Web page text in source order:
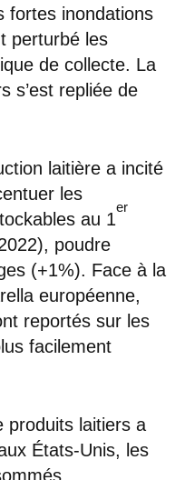
fortes inondations
perturbé les
de collecte. La
s’est repliée de
laitière a incité
les
au 1
er
poudre
(+1%). Face à la
européenne,
reportés sur les
facilement
produits laitiers a
États-Unis, les